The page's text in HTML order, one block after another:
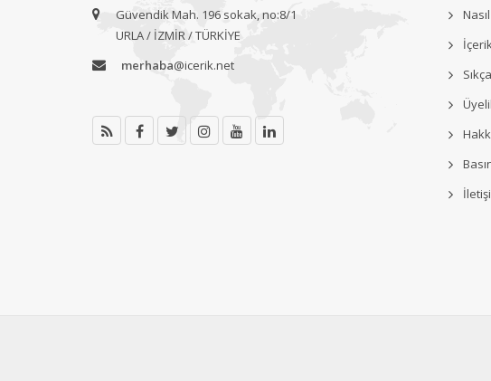
Güvendik Mah. 196 sokak, no:8/1
URLA / İZMİR / TÜRKİYE
merhaba@icerik.net